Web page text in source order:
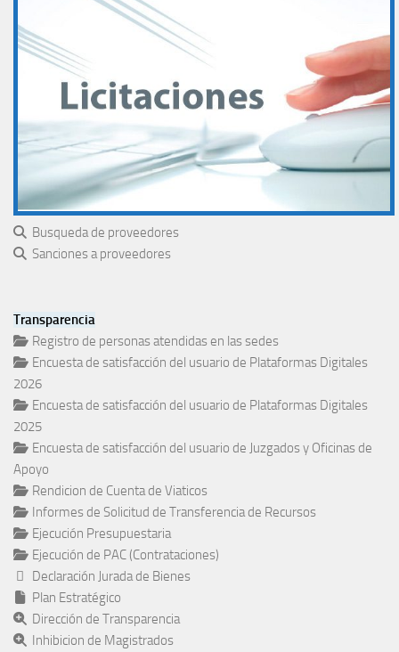
Busqueda de proveedores
Sanciones a proveedores
Transparencia
Registro de personas atendidas en las sedes
Encuesta de satisfacción del usuario de Plataformas Digitales
2026
Encuesta de satisfacción del usuario de Plataformas Digitales
2025
Encuesta de satisfacción del usuario de Juzgados y Oficinas de
Apoyo
Rendicion de Cuenta de Viaticos
Informes de Solicitud de Transferencia de Recursos
Ejecución Presupuestaria
Ejecución de PAC (Contrataciones)
Declaración Jurada de Bienes
Plan Estratégico
Dirección de Transparencia
Inhibicion de Magistrados